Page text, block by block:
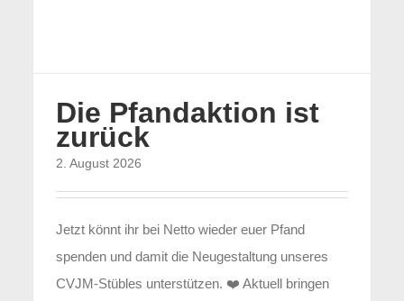
Die Pfandaktion ist
zurück
2. August 2026
Jetzt könnt ihr bei Netto wieder euer Pfand
spenden und damit die Neugestaltung unseres
CVJM-Stübles unterstützen. ❤️ Aktuell bringen